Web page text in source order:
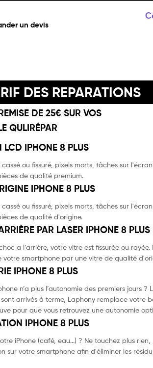
un devis
DES REPARATIONS
DE 25€ SUR VOS
QULIRÉPAR
LCD IPHONE 8 PLUS
ou fissuré, pixels morts, tâches sur
de qualité premium.
IPHONE 8 PLUS
ou fissuré, pixels morts, tâches sur
de qualité d'origine.
PAR LASER IPHONE 8 PLUS
a l’arrière, votre vitre est fissurée ou rayée.
smartphone par une vitre de qualité
IPHONE 8 PLUS
n’a plus l’autonomie des premiers jours ?
arrivés à terme, Laphony remplace votre
pour que vous retrouvez une autonomie
IPHONE 8 PLUS
iPhone (café, eau...) ? Ne touchez plus rien,
sur votre smartphone afin d'éliminer les